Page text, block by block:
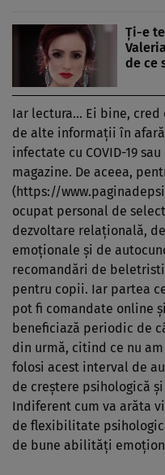
Ţi-e
de ce
Iar lectura… Ei bine, cred
de alte informaţii în
infectate cu COVID-19
magazine. De aceea,
(https://
ocupat personal de
dezvoltare relaţională,
emoţionale şi de
recomandări de
pentru copii. Iar partea
pot fi comandate online
beneficiază periodic de
din urmă, citind ce nu
folosi acest interval de
de creştere psihologică
Indiferent cum va arăta
de flexibilitate
de bune abilităţi